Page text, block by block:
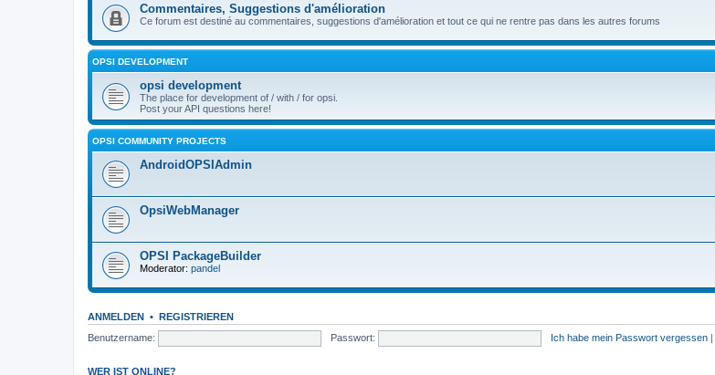
Commentaires, Suggestions d'amélioration
Ce forum est destiné au commentaires, suggestions d'amélioration et tout ce qui ne rentre pas dans les autres forums
OPSI DEVELOPMENT
opsi development
The place for development of / with / for opsi.
Post your API questions here!
OPSI COMMUNITY PROJECTS
AndroidOPSIAdmin
OpsiWebManager
OPSI PackageBuilder
Moderator: pandel
ANMELDEN • REGISTRIEREN
Benutzername:
Passwort: Ich habe mein Passwort vergessen |
WER IST ONLINE?